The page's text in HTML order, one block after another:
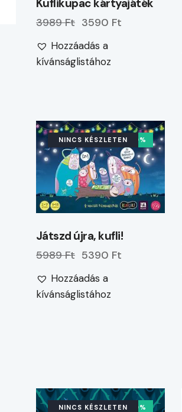
Kuflikupac kártyajáték
3989 Ft 3590 Ft
Hozzáadás a
kívánságlistához
NINCS KÉSZLETEN -10%
Játszd újra, kufli!
5989 Ft 5390 Ft
Hozzáadás a
kívánságlistához
NINCS KÉSZLETEN-20%